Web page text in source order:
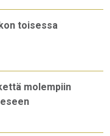
toisessa
molempiin